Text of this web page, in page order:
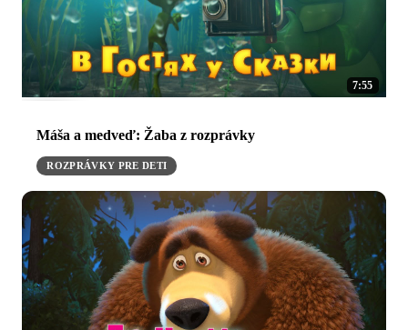
7:55
Máša a medveď: Žaba z rozprávky
ROZPRÁVKY PRE DETI